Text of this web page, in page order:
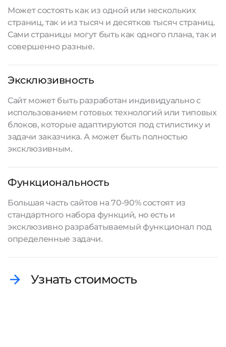
Может состоять как из одной или нескольких
страниц, так и из тысяч и десятков тысяч страниц.
Сами страницы могут быть как одного плана, так и
совершенно разные.
Эксклюзивность
Сайт может быть разработан индивидуально с
использованием готовых технологий или типовых
блоков, которые адаптируются под стилистику и
задачи заказчика. А может быть полностью
эксклюзивным.
Функциональность
Большая часть сайтов на 70-90% состоят из
стандартного набора функций, но есть и
эксклюзивно разрабатываемый функционал под
определенные задачи.
Узнать стоимость